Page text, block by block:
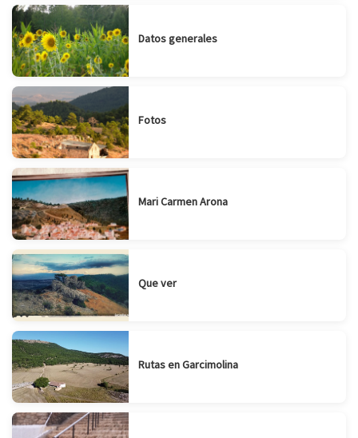
Datos generales
Fotos
Mari Carmen Arona
Que ver
Rutas en Garcimolina